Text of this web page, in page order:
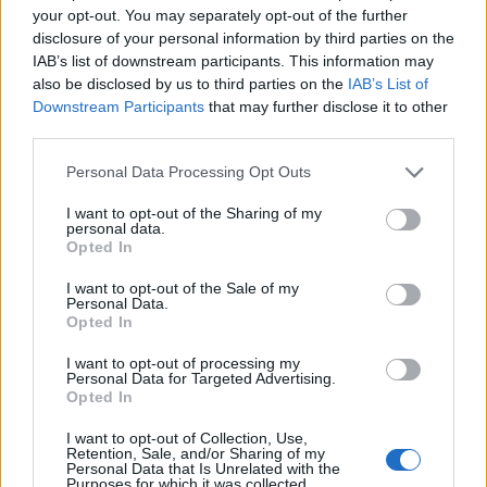
your opt-out. You may separately opt-out of the further
disclosure of your personal information by third parties on the
IAB’s list of downstream participants. This information may
also be disclosed by us to third parties on the IAB’s List of
Downstream Participants that may further disclose it to other
Personal Data Processing Opt Outs
I want to opt-out of the Sharing of my
personal data.
Opted In
I want to opt-out of the Sale of my
Personal Data.
Opted In
I want to opt-out of processing my
Personal Data for Targeted Advertising.
Opted In
I want to opt-out of Collection, Use,
Retention, Sale, and/or Sharing of my
Personal Data that Is Unrelated with the
Purposes for which it was collected.
Quotazioni
Classic